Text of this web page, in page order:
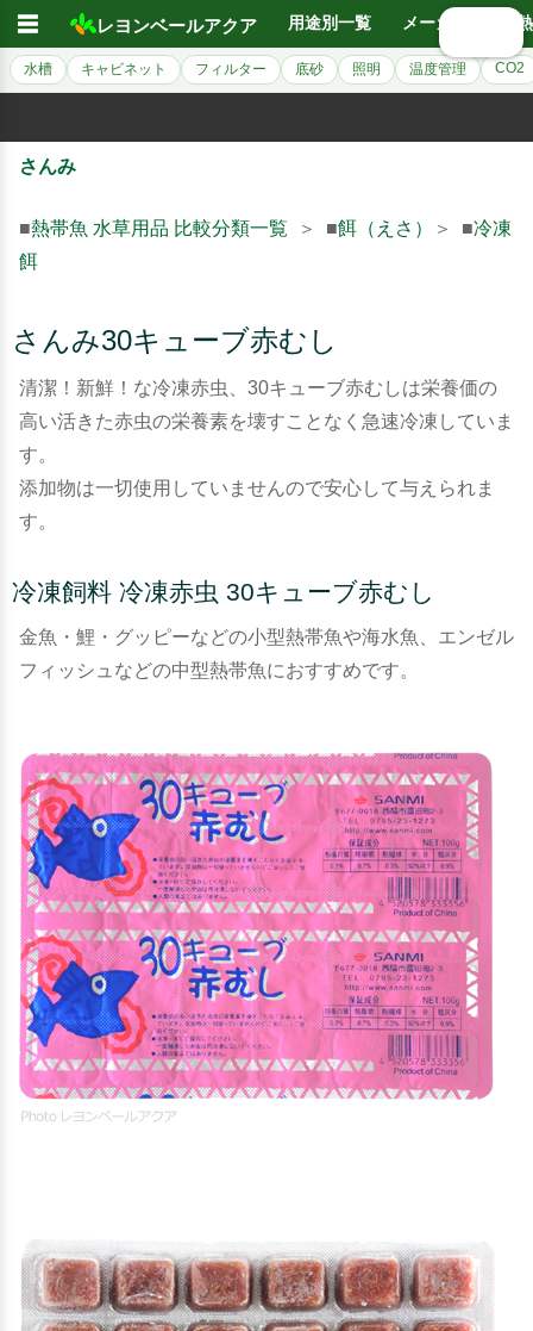
☰ レヨンベールアクア 用途別一覧 メーカー別
水槽 キャビネット フィルター 底砂 照明 温度管理 CO2
さんみ
■熱帯魚 水草用品 比較分類一覧 ＞ ■餌（えさ） ＞ ■冷凍
餌
さんみ30キューブ赤むし
清潔！新鮮！な冷凍赤虫、30キューブ赤むしは栄養価の
高い活きた赤虫の栄養素を壊すことなく急速冷凍していま
す。
添加物は一切使用していませんので安心して与えられま
す。
冷凍飼料 冷凍赤虫 30キューブ赤むし
金魚・鯉・グッピーなどの小型熱帯魚や海水魚、エンゼル
フィッシュなどの中型熱帯魚におすすめです。